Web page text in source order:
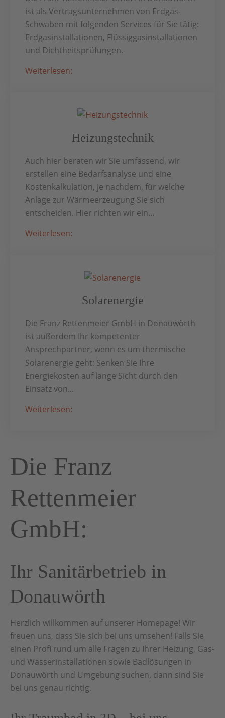
ist als Vertragsunternehmen von Erdgas-
Schwaben mit folgenden Services für Sie tätig:
Erdgasinstallationen, Flüssiggasinstallationen
und Dichtheitsprüfungen.
Weiterlesen:
Heizungstechnik
Auch hier beraten wir Sie umfassend, wir
erstellen eine Bedarfsanalyse und eine
Kostenkalkulation, je nachdem, für welche
Anlage zur Wärmeerzeugung Sie sich
entscheiden. Hier richten wir ein...
Weiterlesen:
Solarenergie
Die Franz Rettenmeier GmbH in Donauwörth
ist außerdem Ihr kompetenter
Ansprechpartner, wenn es um thermische
Solarenergie geht: Senken Sie Ihre
Energiekosten auf lange Sicht durch den
Einsatz von...
Weiterlesen:
Die Franz
Rettenmeier
GmbH:
Ihr Sanitärbetrieb in
Donauwörth
Herzlich willkommen auf unserer Homepage! Wir
freuen uns, dass Sie sich bei uns umsehen! Falls Sie
einen Profi rund um alle Fragen zu Ihrer Heizung, Gas-
und Wasserinstallationen sowie Badlösungen in
Donauwörth und Umgebung suchen, dann sind Sie
bei uns genau richtig.